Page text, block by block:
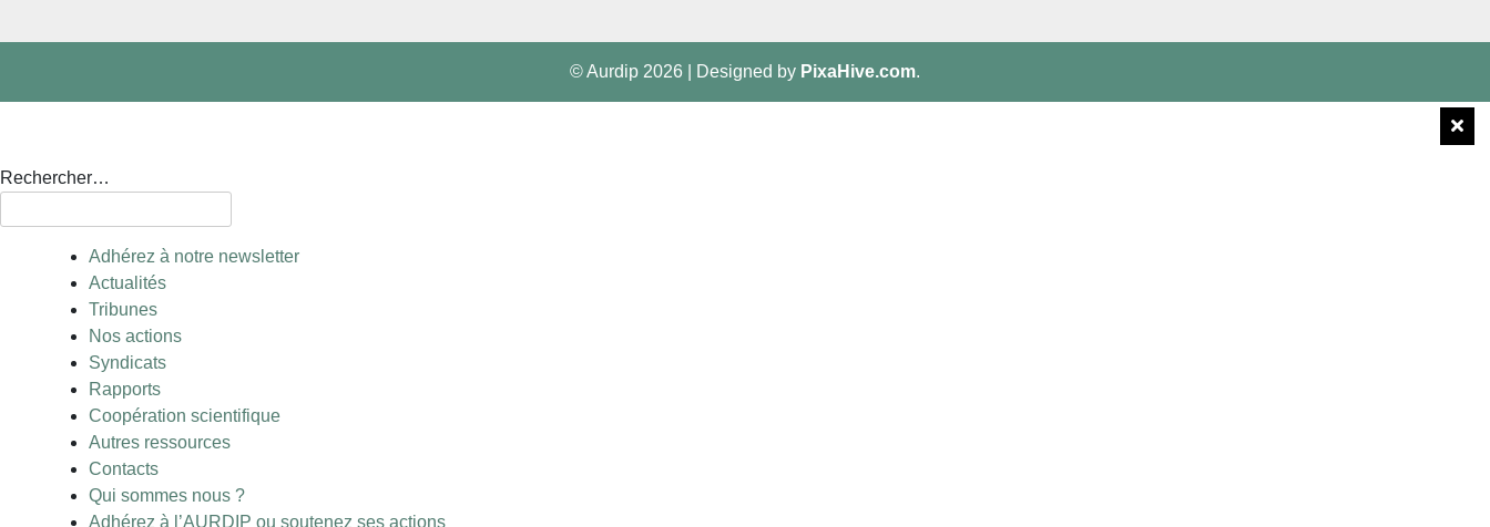
© Aurdip 2026 Designed by PixaHive.com.
Rechercher…
Adhérez à notre newsletter
Actualités
Tribunes
Nos actions
Syndicats
Rapports
Coopération scientifique
Autres ressources
Contacts
Qui sommes nous ?
Adhérez à l’AURDIP ou soutenez ses actions